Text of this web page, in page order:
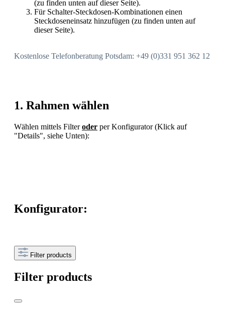
(zu finden unten auf dieser Seite).
Für Schalter-Steckdosen-Kombinationen einen
Steckdoseneinsatz hinzufügen (zu finden unten auf
dieser Seite).
Kostenlose Telefonberatung Potsdam: +49 (0)331 951 362 12
1. Rahmen wählen
Wählen mittels Filteroder per Konfigurator (Klick auf
"Details", siehe Unten):
Konfigurator:
Filter products
Filter products